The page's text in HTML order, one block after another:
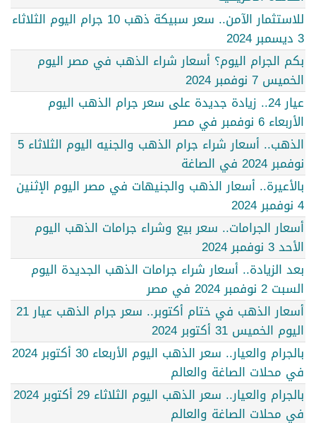
للاستثمار الآمن.. سعر سبيكة ذهب 10 جرام اليوم الثلاثاء
3 ديسمبر 2024
بكم الجرام اليوم؟ أسعار شراء الذهب في مصر اليوم
الخميس 7 نوفمبر 2024
عيار 24.. زيادة جديدة على سعر جرام الذهب اليوم
الأربعاء 6 نوفمبر في مصر
الذهب.. أسعار شراء جرام الذهب والجنيه اليوم الثلاثاء 5
نوفمبر 2024 في الصاغة
بالأعيرة.. أسعار الذهب والجنيهات في مصر اليوم الإثنين
4 نوفمبر 2024
أسعار الجرامات.. سعر بيع وشراء جرامات الذهب اليوم
الأحد 3 نوفمبر 2024
بعد الزيادة.. أسعار شراء جرامات الذهب الجديدة اليوم
السبت 2 نوفمبر 2024 في مصر
أسعار الذهب في ختام أكتوبر.. سعر جرام الذهب عيار 21
اليوم الخميس 31 أكتوبر 2024
بالجرام والعيار.. سعر الذهب اليوم الأربعاء 30 أكتوبر 2024
في محلات الصاغة والعالم
بالجرام والعيار.. سعر الذهب اليوم الثلاثاء 29 أكتوبر 2024
في محلات الصاغة والعالم